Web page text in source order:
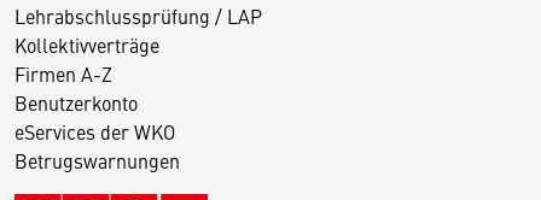
Lehrabschlussprüfung / LAP
Kollektivverträge
Firmen A-Z
Benutzerkonto
eServices der WKO
Betrugswarnungen